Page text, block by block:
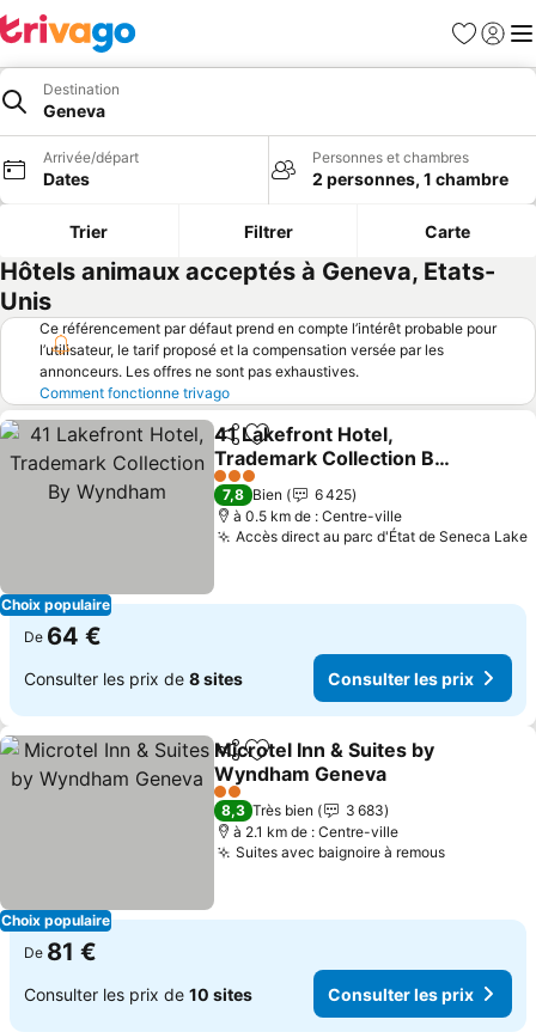
Favoris
Se
Destination
Geneva
Arrivée/départ
Dates
Personnes et chambres
2 personnes, 1 chambre
Trier Filtrer Carte
Hôtels animaux acceptés à Geneva, Etats-
Unis
Ce référencement par défaut prend en compte l’intérêt probable pour
l’utilisateur, le tarif proposé et la compensation versée par les
annonceurs. Les offres ne sont pas exhaustives.
Comment fonctionne trivago
Choix populaire
PartagerAjouter à mes favoris
41 Lakefront Hotel,
Trademark Collection By
Wyndham
3 Étoiles
7,8 Bien
6 425
à 0.5 km de : Centre-ville
Accès direct au parc d'État de Seneca Lake
De 64 €
Consulter les prix de 8 sites Consulter les prix
Choix populaire
PartagerAjouter à mes favoris
Microtel Inn & Suites by
Wyndham Geneva
2 Étoiles
8,3 Très bien
3 683
à 2.1 km de : Centre-ville
Suites avec baignoire à remous
De 81 €
Consulter les prix de 10 sites Consulter les prix